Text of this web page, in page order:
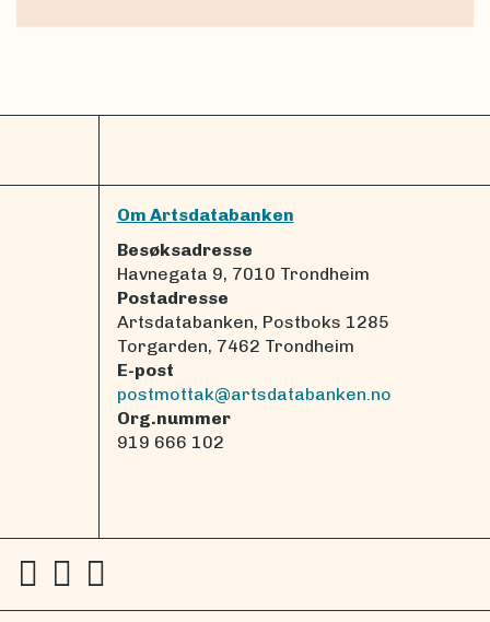
Om Artsdatabanken
Besøksadresse
Havnegata 9, 7010 Trondheim
Postadresse
Artsdatabanken, Postboks 1285
Torgarden, 7462 Trondheim
E-post
postmottak@artsdatabanken.no
Org.nummer
919 666 102